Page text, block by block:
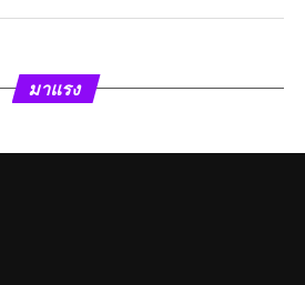
มาแรง